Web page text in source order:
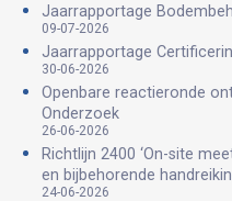
Jaarrapportage
09-07-2026
Jaarrapportage
30-06-2026
Openbare reactieronde
Onderzoek
26-06-2026
Richtlijn 2400 ‘On-site
en bijbehorende
24-06-2026